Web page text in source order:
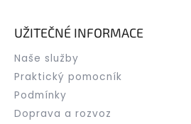
UŽITEČNÉ INFORMACE
Naše služby
Praktický pomocník
Podmínky
Doprava a rozvoz